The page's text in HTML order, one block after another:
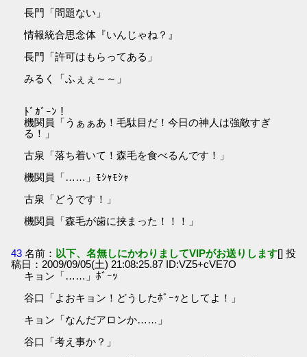
長門「問題ない」
情報統合思念体『いんじゃね？』
長門「許可はもらってある」
みるく「ふぇぇ～～」
ﾄﾞｶﾞｰﾝ！
機関員「うぁぁあ！毛駄目だ！今日の神人は強敵すぎ
る！」
古泉「落ち着いて！森毛を食べるんです！」
機関員「……」ﾓｼｬﾓｼｬ
古泉「どうです！」
機関員「森毛が歯に挟まった！！！」
43 名前： 以下、名無しにかわりましてVIPがお送りします[] 投
稿日：2009/09/05(土) 21:08:25.87 ID:VZ5+cVE7O
キョン「……」ﾎﾞｰｯ
谷口「よおキョン！どうしたﾎﾞｰｯとしてよ！」
キョン「なんだアロンか……」
谷口「考え事か？」